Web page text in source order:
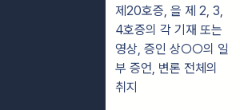
제20호증, 을 제 2, 3,
4호증의 각 기재 또는
영상, 증인 상○○의 일
부 증언, 변론 전체의
취지